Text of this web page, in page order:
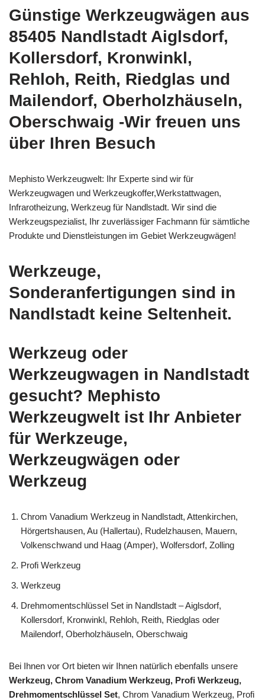
Günstige Werkzeugwägen aus
85405 Nandlstadt Aiglsdorf,
Kollersdorf, Kronwinkl,
Rehloh, Reith, Riedglas und
Mailendorf, Oberholzhäuseln,
Oberschwaig -Wir freuen uns
über Ihren Besuch
Mephisto Werkzeugwelt: Ihr Experte sind wir für
Werkzeugwagen und Werkzeugkoffer,Werkstattwagen,
Infrarotheizung, Werkzeug für Nandlstadt. Wir sind die
Werkzeugspezialist, Ihr zuverlässiger Fachmann für sämtliche
Produkte und Dienstleistungen im Gebiet Werkzeugwägen!
Werkzeuge,
Sonderanfertigungen sind in
Nandlstadt keine Seltenheit.
Werkzeug oder
Werkzeugwagen in Nandlstadt
gesucht? Mephisto
Werkzeugwelt ist Ihr Anbieter
für Werkzeuge,
Werkzeugwägen oder
Werkzeug
Chrom Vanadium Werkzeug in Nandlstadt, Attenkirchen,
Hörgertshausen, Au (Hallertau), Rudelzhausen, Mauern,
Volkenschwand und Haag (Amper), Wolfersdorf, Zolling
Profi Werkzeug
Werkzeug
Drehmomentschlüssel Set in Nandlstadt – Aiglsdorf,
Kollersdorf, Kronwinkl, Rehloh, Reith, Riedglas oder
Mailendorf, Oberholzhäuseln, Oberschwaig
Bei Ihnen vor Ort bieten wir Ihnen natürlich ebenfalls unsere
Werkzeug, Chrom Vanadium Werkzeug, Profi Werkzeug,
Drehmomentschlüssel Set, Chrom Vanadium Werkzeug, Profi